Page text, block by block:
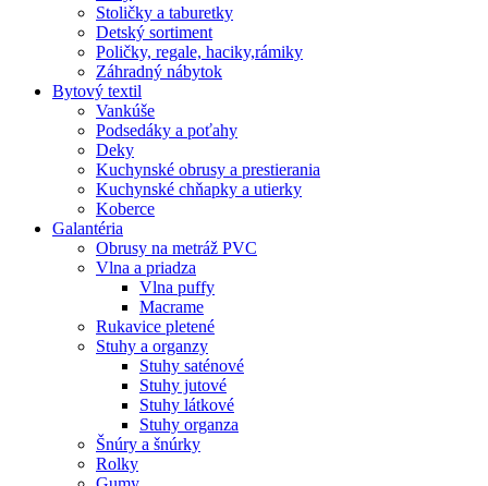
Stoličky a taburetky
Detský sortiment
Poličky, regale, haciky,rámiky
Záhradný nábytok
Bytový textil
Vankúše
Podsedáky a poťahy
Deky
Kuchynské obrusy a prestierania
Kuchynské chňapky a utierky
Koberce
Galantéria
Obrusy na metráž PVC
Vlna a priadza
Vlna puffy
Macrame
Rukavice pletené
Stuhy a organzy
Stuhy saténové
Stuhy jutové
Stuhy látkové
Stuhy organza
Šnúry a šnúrky
Rolky